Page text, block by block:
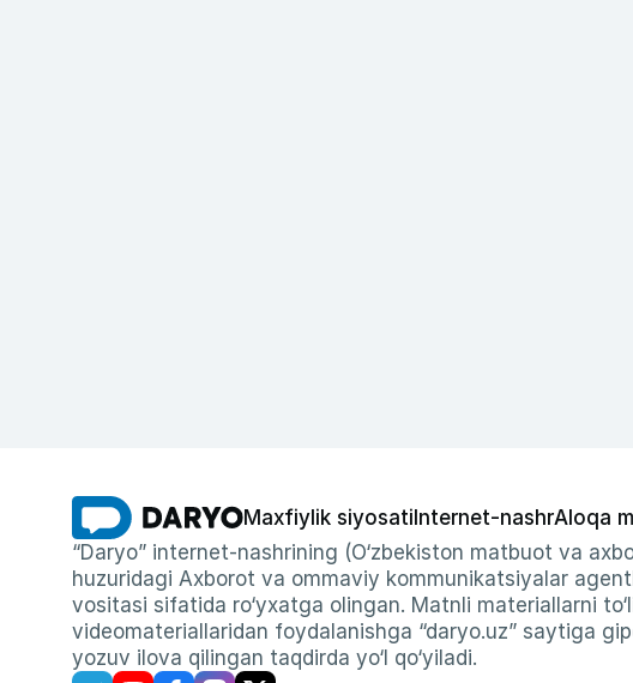
Maxfiylik siyosati Internet-nashrAloqa
“Daryo” internet-nashrining (O‘zbekiston matbuot va
huzuridagi Axborot va ommaviy kommunikatsiyalar
vositasi sifatida ro‘yxatga olingan. Matnli materiallarni
videomateriallaridan foydalanishga “daryo.uz” saytiga
yozuv ilova qilingan taqdirda yo‘l qo‘yiladi.